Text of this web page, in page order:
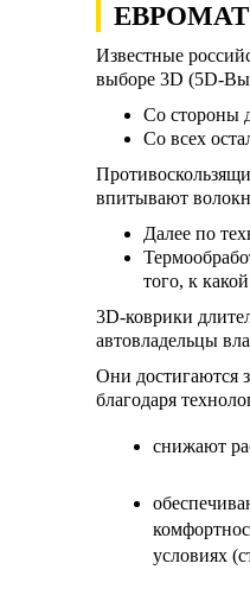
ЕВРОМАТ
Известные
выборе 3D (5D-
Со стороны
Со всех
впитывают
Далее по
того, к
3D-коврики
автовладельцы
Они достигаются
благодаря
снижают
условиях